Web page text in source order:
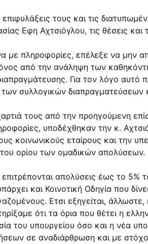
τους και τις
Εφη Αχτσιόγλου, τις θέσεις και
πληροφορίες, επέλεξε να μην
από την ανάληψη των
Για τον λόγο
συλλογικών
τους από την προηγούμενη
υποδέχθηκαν την κ.
κοινωνικούς εταίρους και την
ορίου των ομαδικών απολύσεων.
απολύσεις έως το
και Κοινοτική Οδηγία που
Ετσι εξηγείται,
ότι τα όρια που θέτει η
του υπουργείου όσο και η νέα
σε αναδιάρθρωση και με